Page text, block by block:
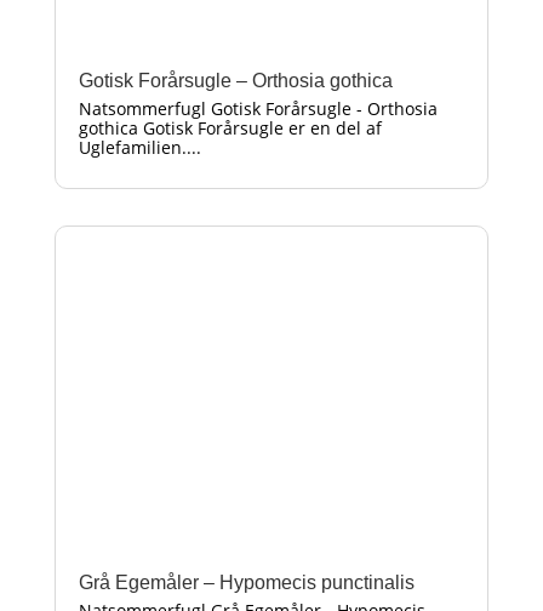
Gotisk Forårsugle – Orthosia gothica
Natsommerfugl Gotisk Forårsugle - Orthosia
gothica Gotisk Forårsugle er en del af
Uglefamilien....
Grå Egemåler – Hypomecis punctinalis